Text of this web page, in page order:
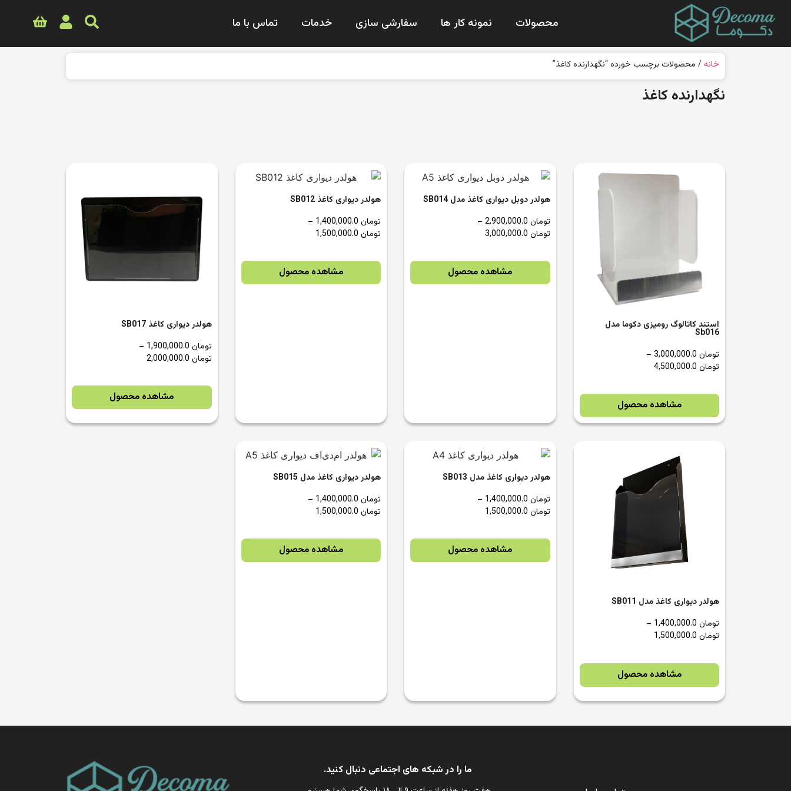
محصولات نمونه کار ها سفارشی سازی خدمات تماس با ما
خانه / محصولات برچسب خورده “نگهدارنده کاغذ”
نگهدارنده کاغذ
استند کاتالوگ رومیزی دکوما مدل
Sb016
تومان
–
تومان
مشاهده محصول
هولدر دوبل دیواری کاغذ مدل SB014
تومان
–
تومان
مشاهده محصول
هولدر دیواری کاغذ SB012
تومان
–
تومان
مشاهده محصول
هولدر دیواری کاغذ SB017
تومان
–
تومان
مشاهده محصول
هولدر دیواری کاغذ مدل SB011
تومان
–
تومان
مشاهده محصول
هولدر دیواری کاغذ مدل SB013
تومان
–
تومان
مشاهده محصول
هولدر دیواری کاغذ مدل SB015
تومان
–
تومان
مشاهده محصول
ما را در شبکه های اجتماعی دنبال کنید.